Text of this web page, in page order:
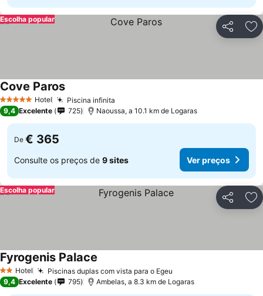
Partilhar
Escolha popular
5 Estrelas Hotel Piscina infinita
Cove Paros
9,4 Excelente 725 Naoussa, a 10.1 km de Logaras
De € 365
Consulte os preços de 9 sites Ver preços
Partilhar
Escolha popular
2 Estrelas
Hotel Piscinas duplas com vista para o Egeu
Fyrogenis Palace
9,4 Excelente 795 Ambelas, a 8.3 km de Logaras